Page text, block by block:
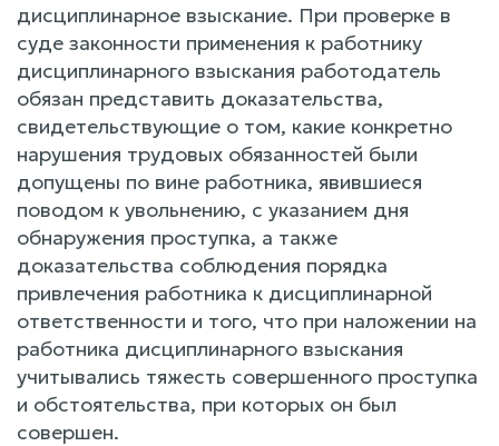
дисциплинарное взыскание. При проверке в
суде законности применения к работнику
дисциплинарного взыскания работодатель
обязан представить доказательства,
свидетельствующие о том, какие конкретно
нарушения трудовых обязанностей были
допущены по вине работника, явившиеся
поводом к увольнению, с указанием дня
обнаружения проступка, а также
доказательства соблюдения порядка
привлечения работника к дисциплинарной
ответственности и того, что при наложении на
работника дисциплинарного взыскания
учитывались тяжесть совершенного проступка
и обстоятельства, при которых он был
совершен.